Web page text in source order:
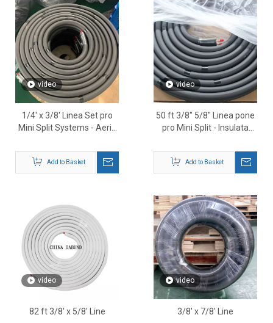
video
1/4' x 3/8' Linea Set pro
Mini Split Systems - Aeris
Add to Basket
video
50 ft 3/8″ 5/8″ Linea pone
pro Mini Split - Insulata
Linea
Add to Basket
video
82 ft 3/8' x 5/8' Line
video
3/8' x 7/8' Line